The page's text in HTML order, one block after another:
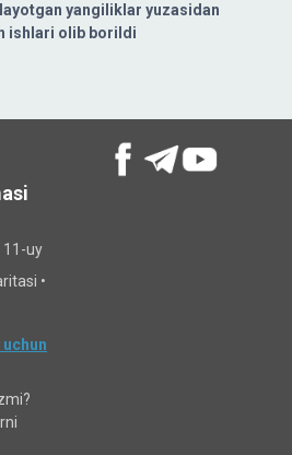
yangiliklar yuzasidan
ishlari olib borildi
11-uy
•